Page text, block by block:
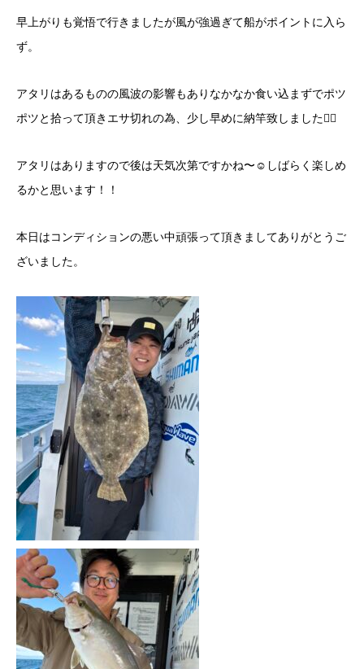
早上がりも覚悟で行きましたが風が強過ぎて船がポイントに入ら
ず。
アタリはあるものの風波の影響もありなかなか食い込まずでポツ
ポツと拾って頂きエサ切れの為、少し早めに納竿致しました🙇‍♂️
アタリはありますので後は天気次第ですかね〜☺️しばらく楽しめ
るかと思います！！
本日はコンディションの悪い中頑張って頂きましてありがとうご
ざいました。